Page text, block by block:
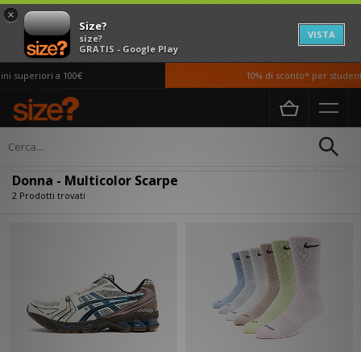
×
Size?
size?
GRATIS - Google Play
VISTA
superiori a 100€ 10% di sconto* per
Home Donna
Donna - Multicolor Scarpe
2 Prodotti trovati